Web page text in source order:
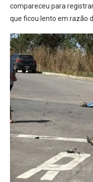
compareceu para
que ficou lento em razão